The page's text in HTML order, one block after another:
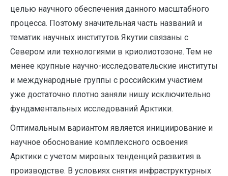
целью научного обеспечения данного масштабного
процесса. Поэтому значительная часть названий и
тематик научных институтов Якутии связаны с
Севером или технологиями в криолиотозоне. Тем не
менее крупные научно-исследовательские институты
и международные группы с российским участием
уже достаточно плотно заняли нишу исключительно
фундаментальных исследований Арктики.
Оптимальным вариантом является инициирование и
научное обоснование комплексного освоения
Арктики с учетом мировых тенденций развития в
производстве. В условиях снятия инфраструктурных